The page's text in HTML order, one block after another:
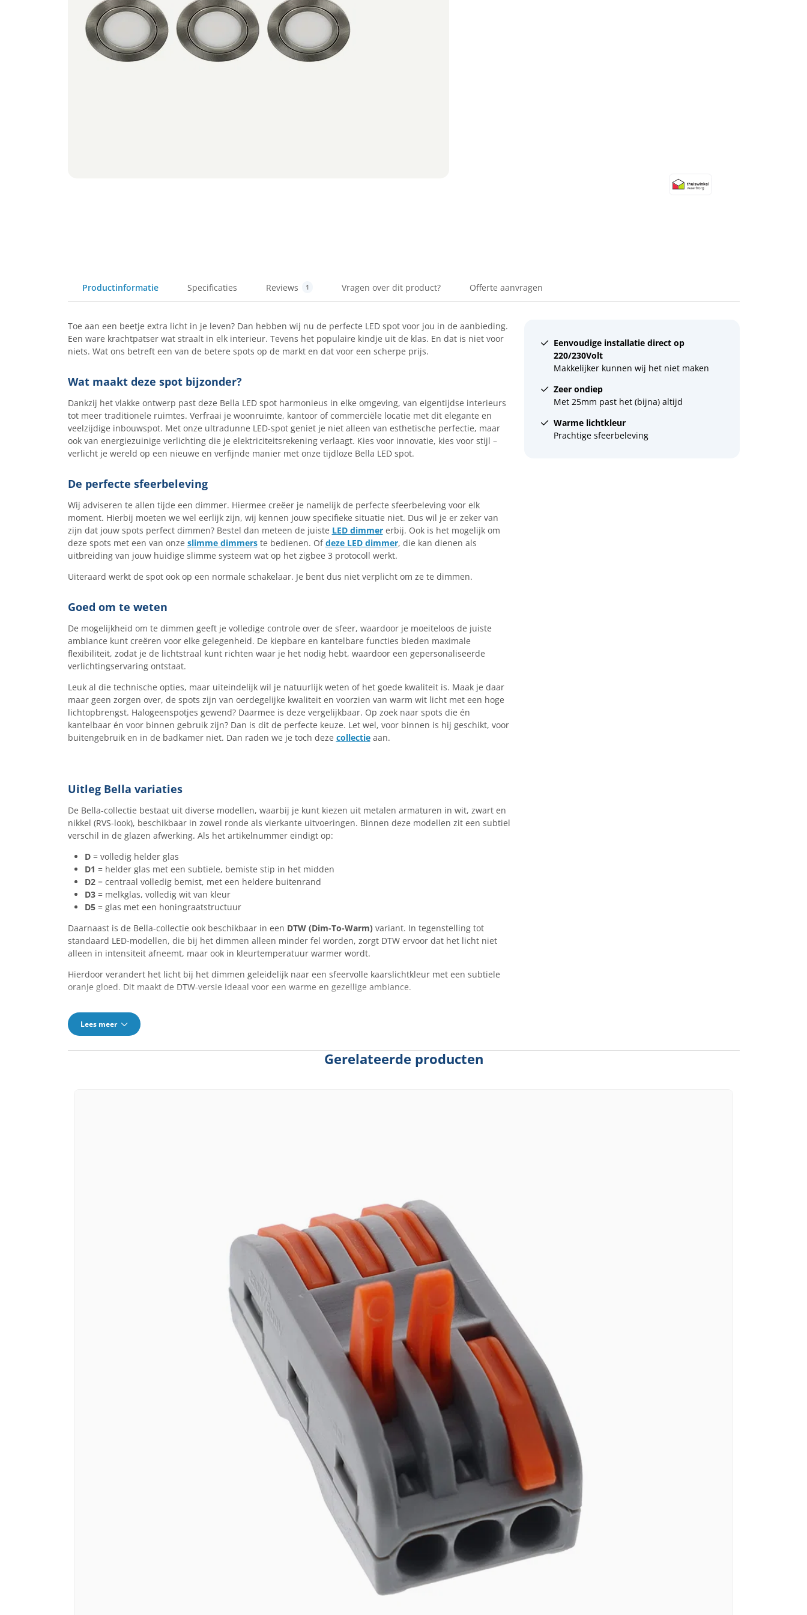
Productinformatie Specificaties Reviews 1 Vragen over dit product? Offerte aanvragen
Toe aan een beetje extra licht in je leven? Dan hebben wij nu de perfecte LED spot voor jou in de aanbieding.
Een ware krachtpatser wat straalt in elk interieur. Tevens het populaire kindje uit de klas. En dat is niet voor
niets. Wat ons betreft een van de betere spots op de markt en dat voor een scherpe prijs.
Wat maakt deze spot bijzonder?
Dankzij het vlakke ontwerp past deze Bella LED spot harmonieus in elke omgeving, van eigentijdse interieurs
tot meer traditionele ruimtes. Verfraai je woonruimte, kantoor of commerciële locatie met dit elegante en
veelzijdige inbouwspot. Met onze ultradunne LED-spot geniet je niet alleen van esthetische perfectie, maar
ook van energiezuinige verlichting die je elektriciteitsrekening verlaagt. Kies voor innovatie, kies voor stijl –
verlicht je wereld op een nieuwe en verfijnde manier met onze tijdloze Bella LED spot.
De perfecte sfeerbeleving
Wij adviseren te allen tijde een dimmer. Hiermee creëer je namelijk de perfecte sfeerbeleving voor elk
moment. Hierbij moeten we wel eerlijk zijn, wij kennen jouw specifieke situatie niet. Dus wil je er zeker van
zijn dat jouw spots perfect dimmen? Bestel dan meteen de juiste LED dimmererbij. Ook is het mogelijk om
deze spots met een van onze slimme dimmerste bedienen. Ofdeze LED dimmer, die kan dienen als
uitbreiding van jouw huidige slimme systeem wat op het zigbee 3 protocoll werkt.
Uiteraard werkt de spot ook op een normale schakelaar. Je bent dus niet verplicht om ze te dimmen.
Goed om te weten
De mogelijkheid om te dimmen geeft je volledige controle over de sfeer, waardoor je moeiteloos de juiste
ambiance kunt creëren voor elke gelegenheid. De kiepbare en kantelbare functies bieden maximale
flexibiliteit, zodat je de lichtstraal kunt richten waar je het nodig hebt, waardoor een gepersonaliseerde
verlichtingservaring ontstaat.
Leuk al die technische opties, maar uiteindelijk wil je natuurlijk weten of het goede kwaliteit is. Maak je daar
maar geen zorgen over, de spots zijn van oerdegelijke kwaliteit en voorzien van warm wit licht met een hoge
lichtopbrengst. Halogeenspotjes gewend? Daarmee is deze vergelijkbaar. Op zoek naar spots die én
kantelbaar én voor binnen gebruik zijn? Dan is dit de perfecte keuze. Let wel, voor binnen is hij geschikt, voor
buitengebruik en in de badkamer niet. Dan raden we je toch deze collectie aan.
Uitleg Bella variaties​
De Bella-collectie bestaat uit diverse modellen, waarbij je kunt kiezen uit metalen armaturen in wit, zwart en
nikkel (RVS-look), beschikbaar in zowel ronde als vierkante uitvoeringen. Binnen deze modellen zit een subtiel
verschil in de glazen afwerking. Als het artikelnummer eindigt op:
D= volledig helder glas
D1 = helder glas met een subtiele, bemiste stip in het midden
D2= centraal volledig bemist, met een heldere buitenrand
D3= melkglas, volledig wit van kleur
D5= glas met een honingraatstructuur
Daarnaast is de Bella-collectie ook beschikbaar in een DTW (Dim-To-Warm)variant. In tegenstelling tot
standaard LED-modellen, die bij het dimmen alleen minder fel worden, zorgt DTW ervoor dat het licht niet
alleen in intensiteit afneemt, maar ook in kleurtemperatuur warmer wordt.
Hierdoor verandert het licht bij het dimmen geleidelijk naar een sfeervolle kaarslichtkleur met een subtiele
oranje gloed. Dit maakt de DTW-versie ideaal voor een warme en gezellige ambiance.
Eenvoudige installatie direct op
220/230Volt
Makkelijker kunnen wij het niet maken
Zeer ondiep
Met 25mm past het (bijna) altijd
Warme lichtkleur
Prachtige sfeerbeleving
Lees meer
Gerelateerde producten